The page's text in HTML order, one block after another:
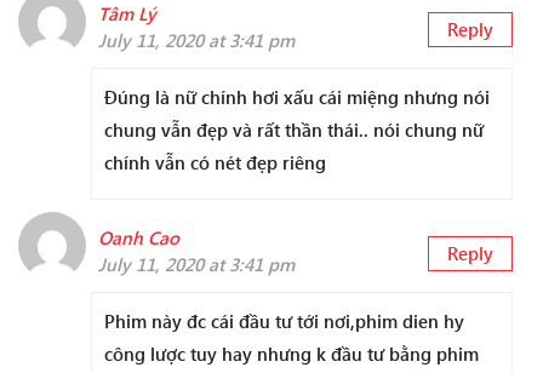
Tâm Lý
July 11, 2020 at 3:41 pm
Reply
Đúng là nữ chính hơi xấu cái miệng nhưng nói
chung vẫn đẹp và rất thần thái.. nói chung nữ
chính vẫn có nét đẹp riêng
Oanh Cao
July 11, 2020 at 3:41 pm
Reply
Phim này đc cái đầu tư tới nơi,phim dien hy
công lược tuy hay nhưng k đầu tư bằng phim